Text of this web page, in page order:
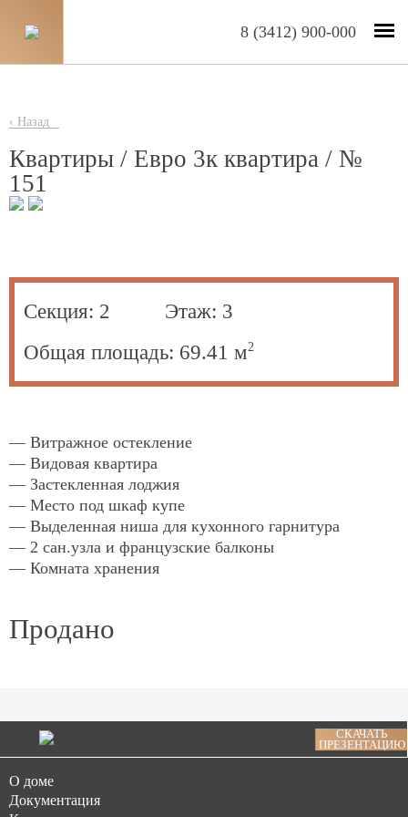
8 (3412) 900-000
‹ Назад
Квартиры / Евро 3к квартира / №
151
Секция: 2 Этаж: 3
Общая площадь: 69.41 м2
— Витражное остекление
— Видовая квартира
— Застекленная лоджия
— Место под шкаф купе
— Выделенная ниша для кухонного гарнитура
— 2 сан.узла и французские балконы
— Комната хранения
Продано
СКАЧАТЬ
ПРЕЗЕНТАЦИЮ
О доме
Документация